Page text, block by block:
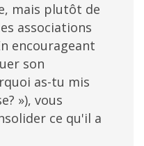
mais plutôt de
associations
encourageant
son
as-tu mis
»), vous
ce qu'il a